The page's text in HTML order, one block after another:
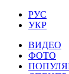
РУС
УКР
ВИДЕО
ФОТО